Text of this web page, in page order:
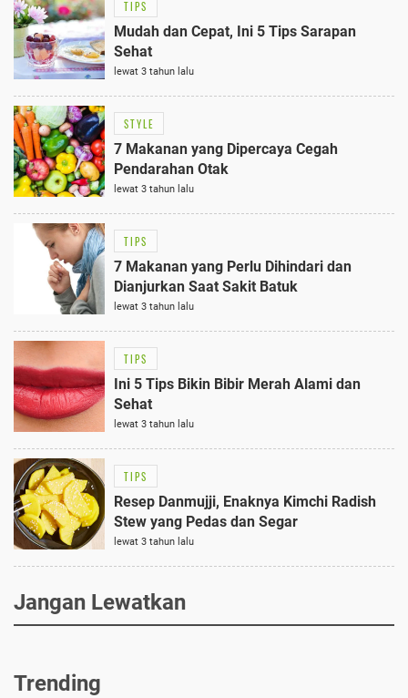
TIPS
Mudah dan Cepat, Ini 5 Tips Sarapan
Sehat
lewat 3 tahun lalu
STYLE
7 Makanan yang Dipercaya Cegah
Pendarahan Otak
lewat 3 tahun lalu
TIPS
7 Makanan yang Perlu Dihindari dan
Dianjurkan Saat Sakit Batuk
lewat 3 tahun lalu
TIPS
Ini 5 Tips Bikin Bibir Merah Alami dan
Sehat
lewat 3 tahun lalu
TIPS
Resep Danmujji, Enaknya Kimchi Radish
Stew yang Pedas dan Segar
lewat 3 tahun lalu
Jangan Lewatkan
Trending